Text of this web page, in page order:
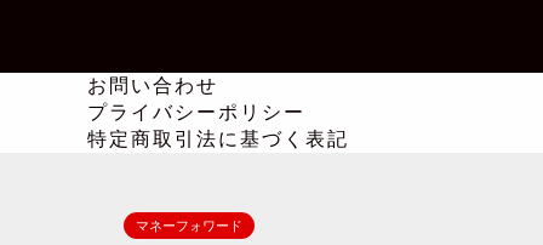
お問い合わせ
プライバシーポリシー
特定商取引法に基づく表記
マネーフォワード